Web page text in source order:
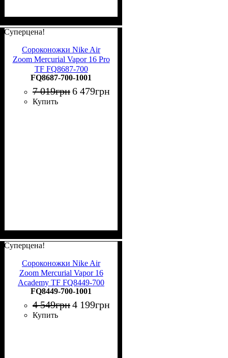
Суперцена!
Сороконожки Nike Air
Zoom Mercurial Vapor 16 Pro
TF FQ8687-700
FQ8687-700-1001
7 019грн6 479грн
Купить
Суперцена!
Сороконожки Nike Air
Zoom Mercurial Vapor 16
Academy TF FQ8449-700
FQ8449-700-1001
4 549грн4 199грн
Купить